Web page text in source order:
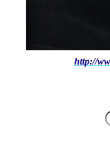
http://